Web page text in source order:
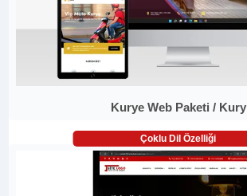
Kurye Web Paketi / Kury
Çoklu Dil Özelliği